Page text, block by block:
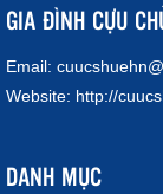
GIA ĐÌNH CỰU
Email:
Website: http://
DANH MỤC